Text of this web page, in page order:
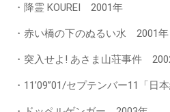
・降霊 KOUREI 2001年
・赤い橋の下のぬるい水 2001年
・突入せよ! あさま山荘事件
・11’09’’01/セプテンバー11「